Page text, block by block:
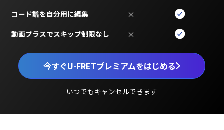
今すぐU-FRETプレミアムをはじめる
いつでもキャンセルできます
コード譜を自分用に編集 ×
動画プラスでスキップ制限なし ×